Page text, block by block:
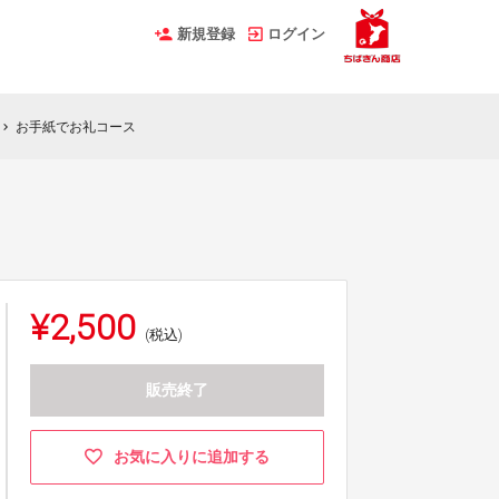
新規登録 ログイン
chevron_right お手紙でお礼コース
¥2,500 (税込)
販売終了
お気に入りに追加する